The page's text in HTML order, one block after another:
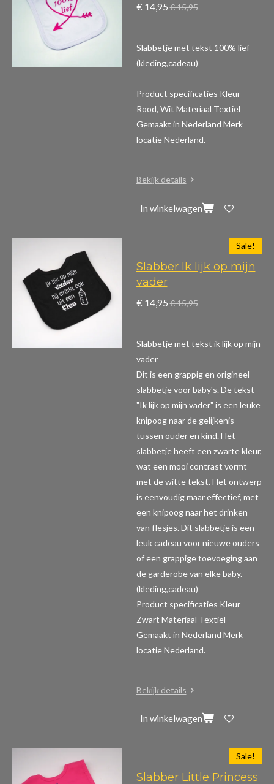
€ 14,95 € 15,95
Slabbetje met tekst 100% lief
(kleding,cadeau)
Product specificaties Kleur
Rood, Wit Materiaal Textiel
Gemaakt in Nederland Merk
locatie Nederland.
Bekijk details
In winkelwagen
Sale!
Slabber Ik lijk op mijn
vader
€ 14,95 € 15,95
Slabbetje met tekst ik lijk op mijn
vader
Dit is een grappig en origineel
slabbetje voor baby's. De tekst
"Ik lijk op mijn vader" is een leuke
knipoog naar de gelijkenis
tussen ouder en kind. Het
slabbetje heeft een zwarte kleur,
wat een mooi contrast vormt
met de witte tekst. Het ontwerp
is eenvoudig maar effectief, met
een knipoog naar het drinken
van flesjes. Dit slabbetje is een
leuk cadeau voor nieuwe ouders
of een grappige toevoeging aan
de garderobe van elke baby.
(kleding,cadeau)
Product specificaties Kleur
Zwart Materiaal Textiel
Gemaakt in Nederland Merk
locatie Nederland.
Bekijk details
In winkelwagen
Sale!
Slabber Little Princess